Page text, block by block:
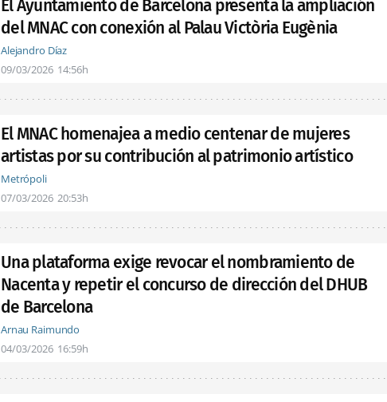
El Ayuntamiento de Barcelona presenta la ampliación
del MNAC con conexión al Palau Victòria Eugènia
Alejandro Díaz
09/03/2026 14:56h
El MNAC homenajea a medio centenar de mujeres
artistas por su contribución al patrimonio artístico
Metrópoli
07/03/2026 20:53h
Una plataforma exige revocar el nombramiento de
Nacenta y repetir el concurso de dirección del DHUB
de Barcelona
Arnau Raimundo
04/03/2026 16:59h